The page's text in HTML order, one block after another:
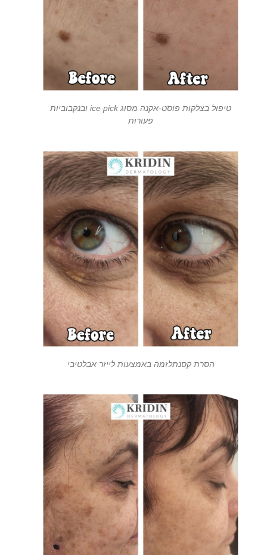
טיפול בצלקות פוסט-אקנה מסוג ice pick ובנקבוביות
פעורות
הסרת קסנתלזמה באמצעות לייזר אבלטיבי